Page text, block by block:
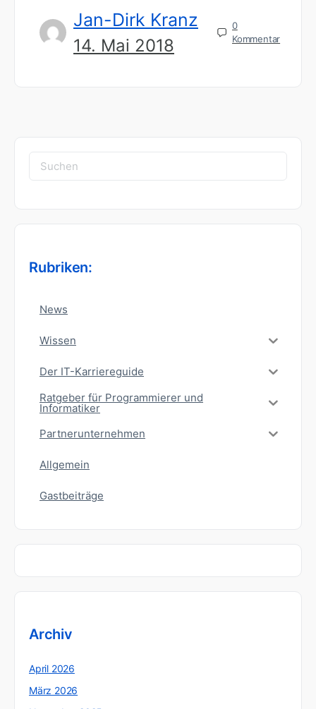
Jan-Dirk Kranz
14. Mai 2018
0
Kommentar
Suchen
nach:
Rubriken:
News
Wissen
Der IT-Karriereguide
Ratgeber für Programmierer und
Informatiker
Partnerunternehmen
Allgemein
Gastbeiträge
Archiv
April 2026
März 2026